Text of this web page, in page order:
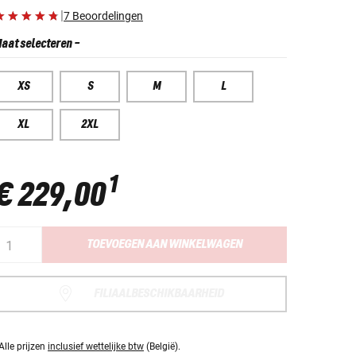
|7 Beoordelingen
selecteren-
XS S M L
XL 2XL
229,001
TOEVOEGEN AAN WINKELWAGEN
prijzen inclusief wettelijke btw (België).